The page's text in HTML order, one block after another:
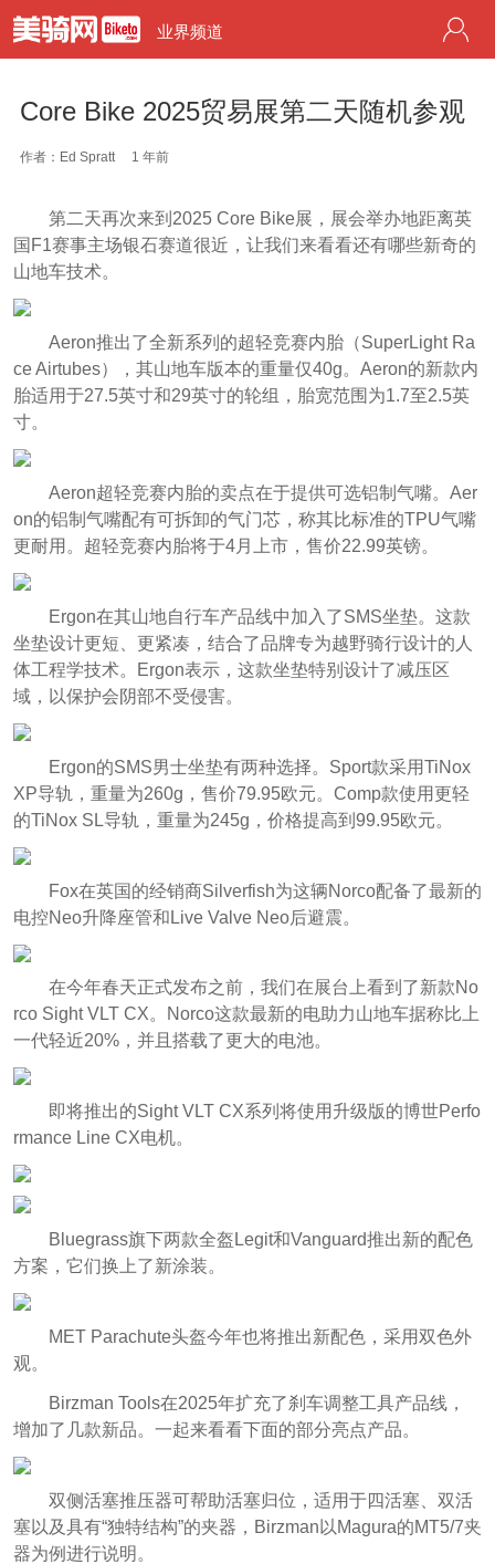
业界频道
Core Bike 2025贸易展第二天随机参观
作者：Ed Spratt 1 年前
第二天再次来到2025 Core Bike展，展会举办地距离英
国F1赛事主场银石赛道很近，让我们来看看还有哪些新奇的
山地车技术。
Aeron推出了全新系列的超轻竞赛内胎（SuperLight Ra
ce Airtubes），其山地车版本的重量仅40g。Aeron的新款内
胎适用于27.5英寸和29英寸的轮组，胎宽范围为1.7至2.5英
寸。
Aeron超轻竞赛内胎的卖点在于提供可选铝制气嘴。Aer
on的铝制气嘴配有可拆卸的气门芯，称其比标准的TPU气嘴
更耐用。超轻竞赛内胎将于4月上市，售价22.99英镑。
Ergon在其山地自行车产品线中加入了SMS坐垫。这款
坐垫设计更短、更紧凑，结合了品牌专为越野骑行设计的人
体工程学技术。Ergon表示，这款坐垫特别设计了减压区
域，以保护会阴部不受侵害。
Ergon的SMS男士坐垫有两种选择。Sport款采用TiNox
XP导轨，重量为260g，售价79.95欧元。Comp款使用更轻
的TiNox SL导轨，重量为245g，价格提高到99.95欧元。
Fox在英国的经销商Silverfish为这辆Norco配备了最新的
电控Neo升降座管和Live Valve Neo后避震。
在今年春天正式发布之前，我们在展台上看到了新款No
rco Sight VLT CX。Norco这款最新的电助力山地车据称比上
一代轻近20%，并且搭载了更大的电池。
即将推出的Sight VLT CX系列将使用升级版的博世Perfo
rmance Line CX电机。
Bluegrass旗下两款全盔Legit和Vanguard推出新的配色
方案，它们换上了新涂装。
MET Parachute头盔今年也将推出新配色，采用双色外
观。
Birzman Tools在2025年扩充了刹车调整工具产品线，
增加了几款新品。一起来看看下面的部分亮点产品。
双侧活塞推压器可帮助活塞归位，适用于四活塞、双活
塞以及具有“独特结构”的夹器，Birzman以Magura的MT5/7夹
器为例进行说明。